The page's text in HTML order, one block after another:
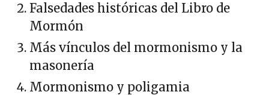
Falsedades históricas del Libro de
Mormón
Más vínculos del mormonismo y la
masonería
Mormonismo y poligamia